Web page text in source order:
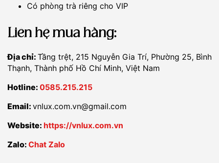
Có phòng trà riêng cho VIP
Liên hệ mua hàng:
Địa chỉ: Tầng trệt, 215 Nguyễn Gia Trí, Phường 25, Bình
Thạnh, Thành phố Hồ Chí Minh, Việt Nam
Hotline: 0585.215.215
Email: vnlux.com.vn@gmail.com
Website: https://vnlux.com.vn
Zalo: Chat Zalo